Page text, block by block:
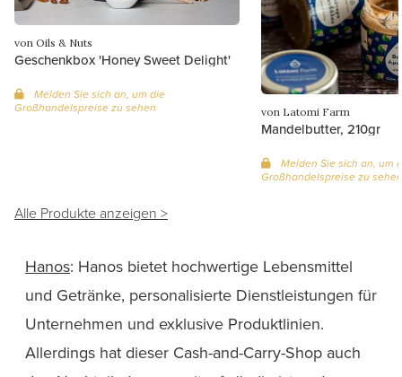
von Oils & Nuts
Geschenkbox 'Honey Sweet Delight'
Melden Sie sich an, um die
Großhandelspreise zu sehen
von Latomi Farm
Mandelbutter, 210gr
Melden Sie sich an, um
Großhandelspreise zu sehen
Alle Produkte anzeigen >
Hanos: Hanos bietet hochwertige Lebensmittel
und Getränke, personalisierte Dienstleistungen für
Unternehmen und exklusive Produktlinien.
Allerdings hat dieser Cash-and-Carry-Shop auch